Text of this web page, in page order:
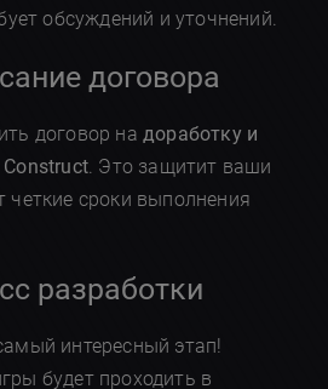
обсуждений и уточнений.
договора
договор на доработку и
. Это защитит ваши
четкие сроки выполнения
разработки
интересный этап!
будет проходить в